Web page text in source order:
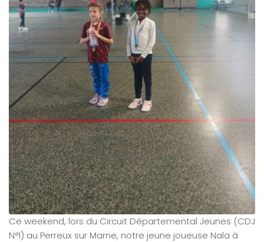
Ce weekend, lors du Circuit Départemental Jeunes (CDJ
N°1) au Perreux sur Marne, notre jeune joueuse Nala à